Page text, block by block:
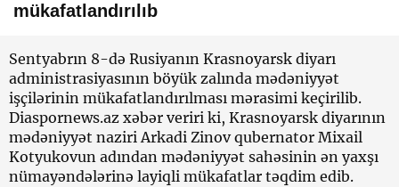
mükafatlandırılıb
Sentyabrın 8-də Rusiyanın Krasnoyarsk diyarı
administrasiyasının böyük zalında mədəniyyət
işçilərinin mükafatlandırılması mərasimi keçirilib.
Diaspornews.az xəbər veriri ki, Krasnoyarsk diyarının
mədəniyyət naziri Arkadi Zinov qubernator Mixail
Kotyukovun adından mədəniyyət sahəsinin ən yaxşı
nümayəndələrinə layiqli mükafatlar təqdim edib.